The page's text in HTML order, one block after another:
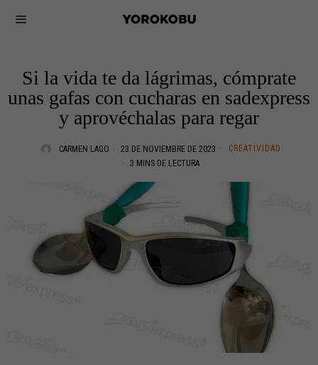
Si la vida te da lágrimas, cómprate
unas gafas con cucharas en sadexpress
y aprovéchalas para regar
CARMEN LAGO 23 DE NOVIEMBRE DE 2023
CREATIVIDAD
3 MINS DE LECTURA